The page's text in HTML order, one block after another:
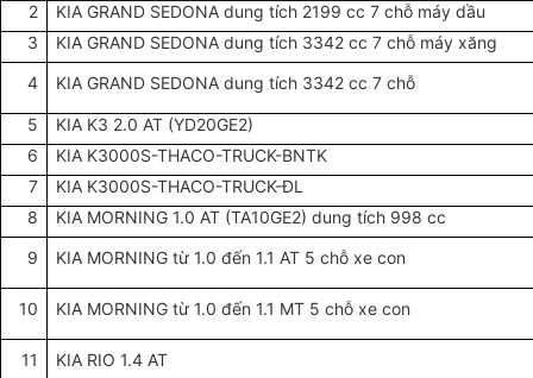
2
KIA GRAND SEDONA dung tích 2199 cc 7 chỗ máy dầu
3
KIA GRAND SEDONA dung tích 3342 cc 7 chỗ máy xăng
4
KIA GRAND SEDONA dung tích 3342 cc 7 chỗ
5
KIA K3 2.0 AT (YD20GE2)
6
KIA K3000S-THACO-TRUCK-BNTK
7
KIA K3000S-THACO-TRUCK-ĐL
8
KIA MORNING 1.0 AT (TA10GE2) dung tích 998 cc
9
KIA MORNING từ 1.0 đến 1.1 AT 5 chỗ xe con
10 KIA MORNING từ 1.0 đến 1.1 MT 5 chỗ xe con
11 KIA RIO 1.4 AT